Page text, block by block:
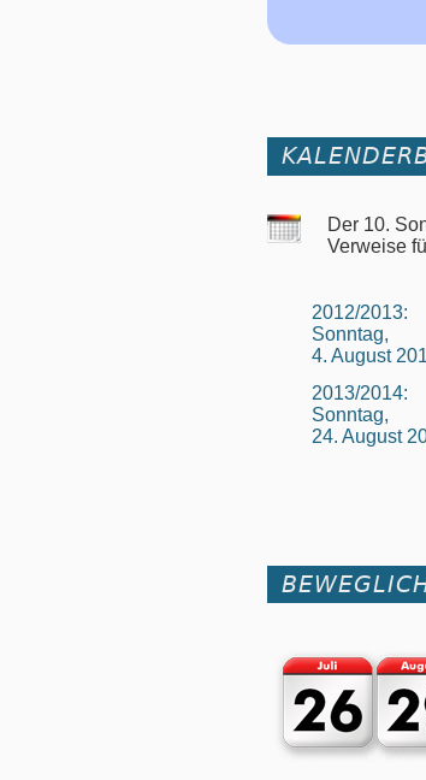
Der 10.
Verweise
2012/2013:
Sonntag,
4. August
2013/2014:
Sonntag,
24. August